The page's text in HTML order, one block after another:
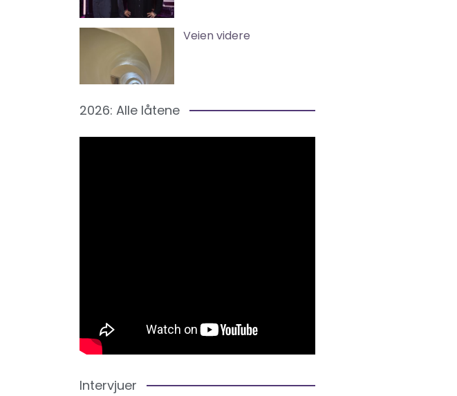
Veien videre
2026: Alle låtene
Intervjuer